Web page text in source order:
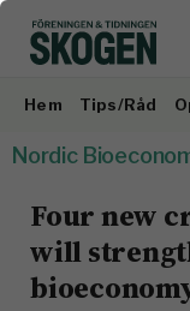
Hem Tips/Råd
Nordic
Four new
will